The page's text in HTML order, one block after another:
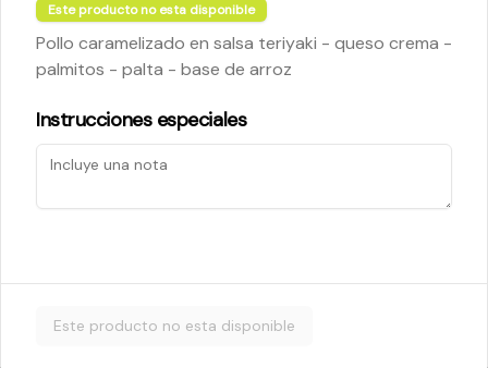
Cheese Roll
Queso crema - palta - cebollín
$5.200
$5.800
Este producto no esta disponible
Pollo caramelizado en salsa teriyaki - queso crema -
palmitos - palta - base de arroz
Instrucciones especiales
Este producto no esta disponible